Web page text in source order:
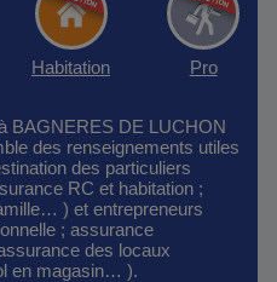
Habitation Pro
BAGNERES DE LUCHON
des renseignements utiles
des particuliers
RC et habitation ;
) et entrepreneurs
; assurance
des locaux
en magasin… ).